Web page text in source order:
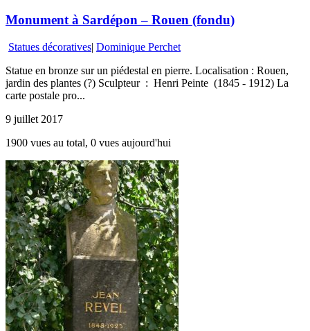
Monument à Sardépon – Rouen (fondu)
Statues décoratives| Dominique Perchet
Statue en bronze sur un piédestal en pierre. Localisation : Rouen,
jardin des plantes (?) Sculpteur : Henri Peinte (1845 - 1912) La
carte postale pro...
9 juillet 2017
1900 vues au total, 0 vues aujourd'hui